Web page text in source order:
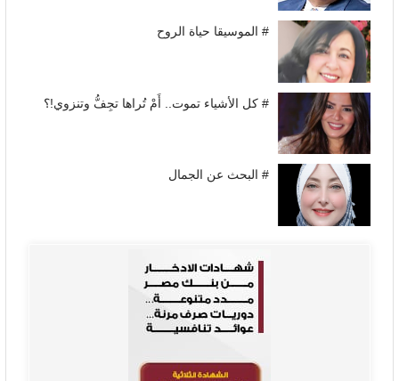
# الموسيقا حياة الروح
# كل الأشياء تموت.. أَمْ تُراها تجِفُّ وتنزوي!؟
# البحث عن الجمال